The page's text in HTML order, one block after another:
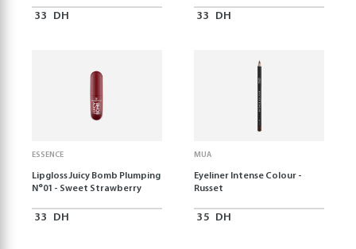
33 DH 33 DH
ESSENCE
Lipgloss Juicy Bomb Plumping
N°01 - Sweet Strawberry
33 DH
MUA
Eyeliner Intense Colour -
Russet
35 DH